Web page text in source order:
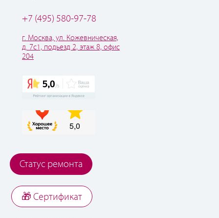
+7 (495) 580-97-78
г. Москва, ул. Кожевническая,
д. 7с1, подьезд 2, этаж 8, офис
204
Статус ремонта
🎁 Cертификат